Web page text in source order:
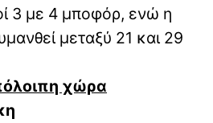
3 με 4 μποφόρ, ενώ η
μεταξύ 21 και 29
χώρα